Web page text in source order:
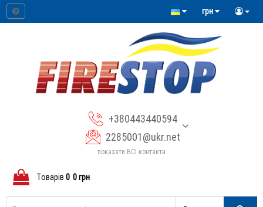
грн
+380443440594
2285001@ukr.net
показати ВСІ контакти
Tоварів 0 0 грн